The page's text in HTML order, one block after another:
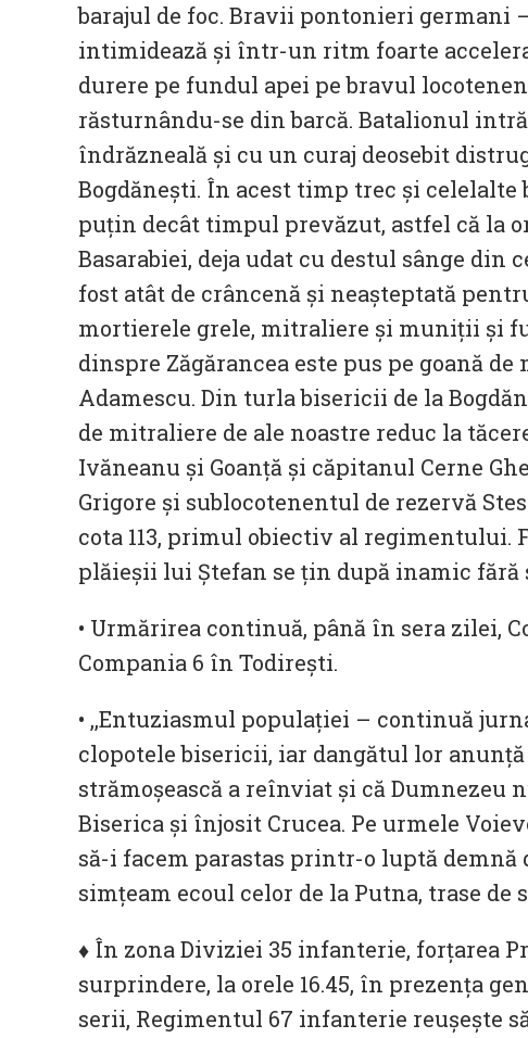
barajul de foc. Bravii pontonieri germani
intimidează și într-un ritm foarte
durere pe fundul apei pe bravul
răsturnându-se din barcă. Batalionul
îndrăzneală și cu un curaj deosebit
Bogdănești. În acest timp trec și
puțin decât timpul prevăzut, astfel că la
Basarabiei, deja udat cu destul sânge
fost atât de crâncenă și neașteptată
mortierele grele, mitraliere și muniții și
dinspre Zăgărancea este pus pe goană
Adamescu. Din turla bisericii de la
de mitraliere de ale noastre reduc la
Ivăneanu și Goanță și căpitanul Cerne
Grigore și sublocotenentul de rezervă
cota 113, primul obiectiv al regimentului.
plăieșii lui Ștefan se țin după inamic fără
• Urmărirea continuă, până în sera zilei,
Compania 6 în Todireşti.
• ,,Entuziasmul populaţiei – continuă
clopotele bisericii, iar dangătul lor
strămoşească a reînviat şi că Dumnezeu
Biserica şi înjosit Crucea. Pe urmele
să-i facem parastas printr-o luptă demnă
simţeam ecoul celor de la Putna, trase
♦ În zona Diviziei 35 infanterie, forțarea
surprindere, la orele 16.45, în prezența
serii, Regimentul 67 infanterie reușește